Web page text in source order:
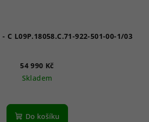
C L09P.18058.C.71-922-501-00-1/03
54 990 Kč
Skladem
Do košíku